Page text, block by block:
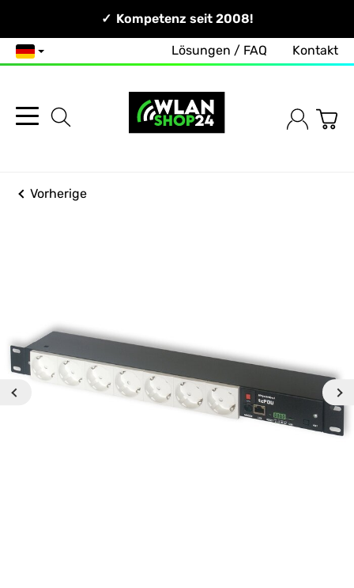
Persönlich & Erreichbar!Kompetenz seit 2008!
Deutsch Lösungen / FAQ Kontakt
Vorherige